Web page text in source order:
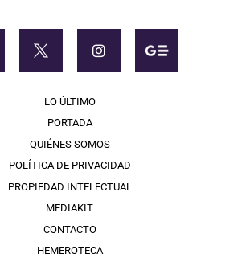
LO ÚLTIMO
PORTADA
QUIÉNES SOMOS
POLÍTICA DE PRIVACIDAD
PROPIEDAD INTELECTUAL
MEDIAKIT
CONTACTO
HEMEROTECA